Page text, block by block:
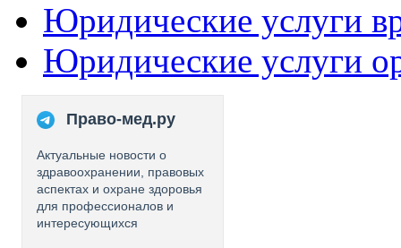
Юридические услуги
Юридические услуги
Право-мед.ру
Актуальные новости о
здравоохранении, правовых
аспектах и охране здоровья
для профессионалов и
интересующихся